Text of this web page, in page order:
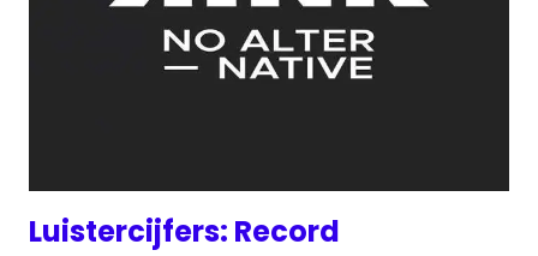
Luistercijfers: Record